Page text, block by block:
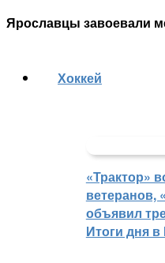
Ярославцы завоевали
Хоккей
«Трактор»
ветеранов,
объявил
Итоги дня